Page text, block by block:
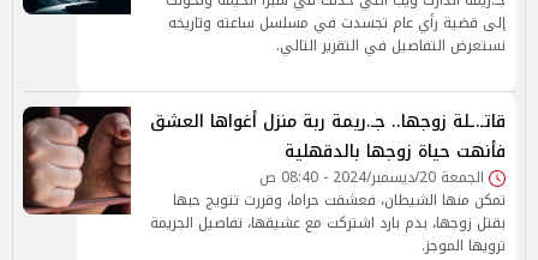
إلى قضية رأي عام تجسدت في مسلسل ساعته وتاريخه
نستعرض التفاصيل في التقرير التالي.
قاتـ.ـلة زوجها.. جـ.ريمة ربة منزل أغواها العشق
فأنهت حياة زوجها بالدقهلية
الجمعة 20/ديسمبر/2024 - 08:40 ص
تمكن منها الشيطان، فعشقت حراما، وقررت تتويج حبها
بقتل زوجها، بدم بارد اشتركت مع عشيقها، تفاصيل الجريمة
ترويها الموجز.